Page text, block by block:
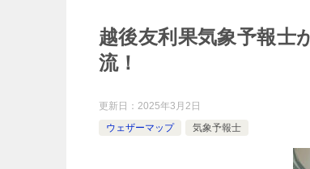
越後友利果気象予報士
流！
更新日： 2025年3月2日
ウェザーマップ
気象予報士